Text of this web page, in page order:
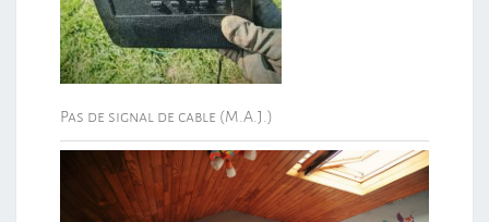
Pas de signal de cable (M.A.J.)